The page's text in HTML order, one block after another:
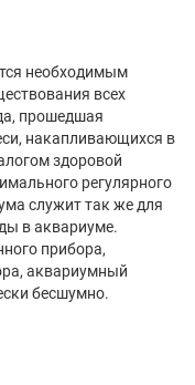
необходимым
всех
прошедшая
накапливающихся в
здоровой
регулярного
служит так же для
в аквариуме.
прибора,
аквариумный
бесшумно.